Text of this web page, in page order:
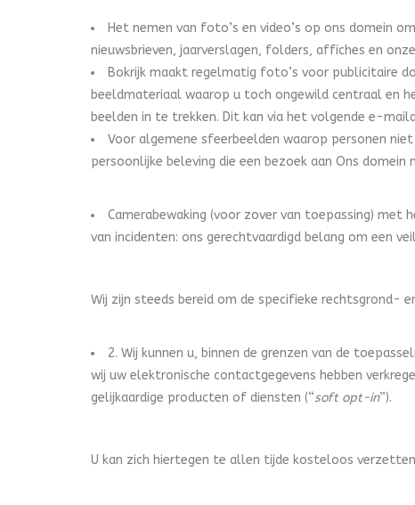
Het nemen van foto’s en video’s op ons domein
nieuwsbrieven, jaarverslagen, folders, affiches en
Bokrijk maakt regelmatig foto’s voor publicitaire
beeldmateriaal waarop u toch ongewild centraal en
beelden in te trekken. Dit kan via het volgende e-
Voor algemene sfeerbeelden waarop personen
persoonlijke beleving die een bezoek aan Ons domein
Camerabewaking (voor zover van toepassing)
van incidenten: ons gerechtvaardigd belang om een
Wij zijn steeds bereid om de specifieke rechtsgrond-
2. Wij kunnen u, binnen de grenzen van de
wij uw elektronische contactgegevens hebben
gelijkaardige producten of diensten (“soft opt-in”).
U kan zich hiertegen te allen tijde kosteloos